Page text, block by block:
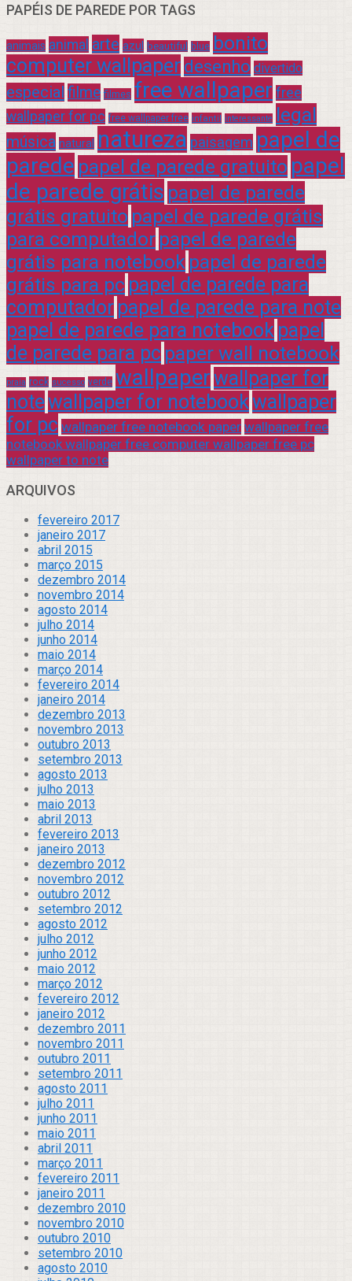
PAPÉIS DE PAREDE POR TAGS
animais animal arte azul beautiful blue bonito
computer wallpaper desenho divertido
especial filme filmes free wallpaper free
wallpaper for pc free wallpaper free infantil interessante legal
música natural natureza paisagem papel de
parede papel de parede gratuito papel
de parede grátis papel de parede
grátis gratuito papel de parede grátis
para computador papel de parede
grátis para notebook papel de parede
grátis para pc papel de parede para
computador papel de parede para note
papel de parede para notebook papel
de parede para pc paper wall notebook
praia rock sucesso verde wallpaperwallpaper for
notewallpaper for notebookwallpaper
for pc wallpaper free notebook paper wallpaper free
notebook wallpaper free computer wallpaper free pc
wallpaper to note
ARQUIVOS
fevereiro 2017
janeiro 2017
abril 2015
março 2015
dezembro 2014
novembro 2014
agosto 2014
julho 2014
junho 2014
maio 2014
março 2014
fevereiro 2014
janeiro 2014
dezembro 2013
novembro 2013
outubro 2013
setembro 2013
agosto 2013
julho 2013
maio 2013
abril 2013
fevereiro 2013
janeiro 2013
dezembro 2012
novembro 2012
outubro 2012
setembro 2012
agosto 2012
julho 2012
junho 2012
maio 2012
março 2012
fevereiro 2012
janeiro 2012
dezembro 2011
novembro 2011
outubro 2011
setembro 2011
agosto 2011
julho 2011
junho 2011
maio 2011
abril 2011
março 2011
fevereiro 2011
janeiro 2011
dezembro 2010
novembro 2010
outubro 2010
setembro 2010
agosto 2010